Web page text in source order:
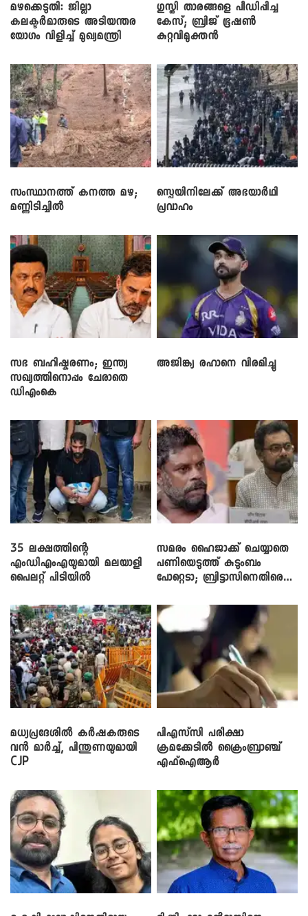
മഴക്കെടുതി: ജില്ലാ
കലക്ടർമാരുടെ അടിയന്തര
യോഗം വിളിച്ച് മുഖ്യമന്ത്രി
​ഗുസ്തി താരങ്ങളെ പീഡിപ്പിച്ച
കേസ്; ബ്രിജ് ഭൂഷൺ
കുറ്റവിമുക്തൻ
സംസ്ഥാനത്ത് കനത്ത മഴ;
മണ്ണിടിച്ചിൽ
സ്പെയിനിലേക്ക് അഭയാർഥി
പ്രവാഹം
സഭ ബഹിഷ്കരണം; ഇന്ത്യ
സഖ്യത്തിനൊപ്പം ചേരാതെ
ഡിഎംകെ
അജിങ്ക്യ രഹാനെ വിരമിച്ചു
35 ലക്ഷത്തിന്റെ
എംഡിഎംഎയുമായി മലയാളി
പൈലറ്റ് പിടിയിൽ
സമരം ഹൈജാക്ക് ചെയ്യാതെ
പണിയെടുത്ത് കുടുംബം
പോറ്റെടാ; ബ്രിട്ടാസിനെതിരെ
മധ്യപ്രദേശിൽ കർഷകരുടെ
വൻ മാർച്ച്, പിന്തുണയുമായി
CJP
പിഎസ്‌സി പരീക്ഷാ
ക്രമക്കേ‌ടിൽ ക്രൈംബ്രാഞ്ച്
എഫ്ഐആർ